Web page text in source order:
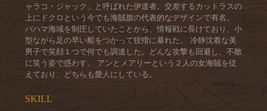
ャラコ・ジャック」と呼ばれた伊達者。交差するカットラスの
上にドクロという今でも海賊旗の代表的なデザインで有名。
バハマ海域を制圧していたことから、情報戦に長けており、小
型ながら足の早い船をつかって狡猾に暴れた。 冷静沈着な美
男子で笑顔１つで何でも調達した。どんな攻撃も回避し、不敵
に笑う姿で惑わす。 アンとメアリーという２人の女海賊を従
えており、どちらも愛人にしている。
SKILL